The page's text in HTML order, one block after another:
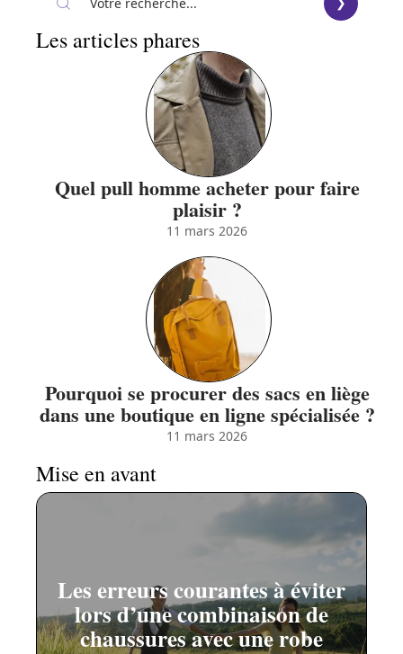
Les articles phares
Quel pull homme acheter pour faire
plaisir ?
11 mars 2026
Pourquoi se procurer des sacs en liège
dans une boutique en ligne spécialisée ?
11 mars 2026
Mise en avant
Les erreurs courantes à éviter
lors d’une combinaison de
chaussures avec une robe